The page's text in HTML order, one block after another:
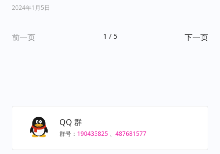
2024年1月5日
前一页 1 / 5 下一页
QQ 群
群号： 190435825 、 487681577